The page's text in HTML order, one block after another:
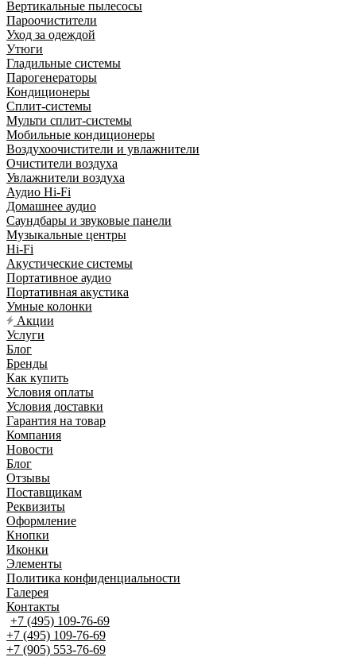
Вертикальные пылесосы
Пароочистители
Уход за одеждой
Утюги
Гладильные системы
Парогенераторы
Кондиционеры
Сплит-системы
Мульти сплит-системы
Мобильные кондиционеры
Воздухоочистители и увлажнители
Очистители воздуха
Увлажнители воздуха
Аудио Hi-Fi
Домашнее аудио
Саундбары и звуковые панели
Музыкальные центры
Hi-Fi
Акустические системы
Портативное аудио
Портативная акустика
Умные колонки
Акции
Услуги
Блог
Бренды
Как купить
Условия оплаты
Условия доставки
Гарантия на товар
Компания
Новости
Блог
Отзывы
Поставщикам
Реквизиты
Оформление
Кнопки
Иконки
Элементы
Политика конфиденциальности
Галерея
Контакты
+7 (495) 109-76-69
+7 (495) 109-76-69
+7 (905) 553-76-69